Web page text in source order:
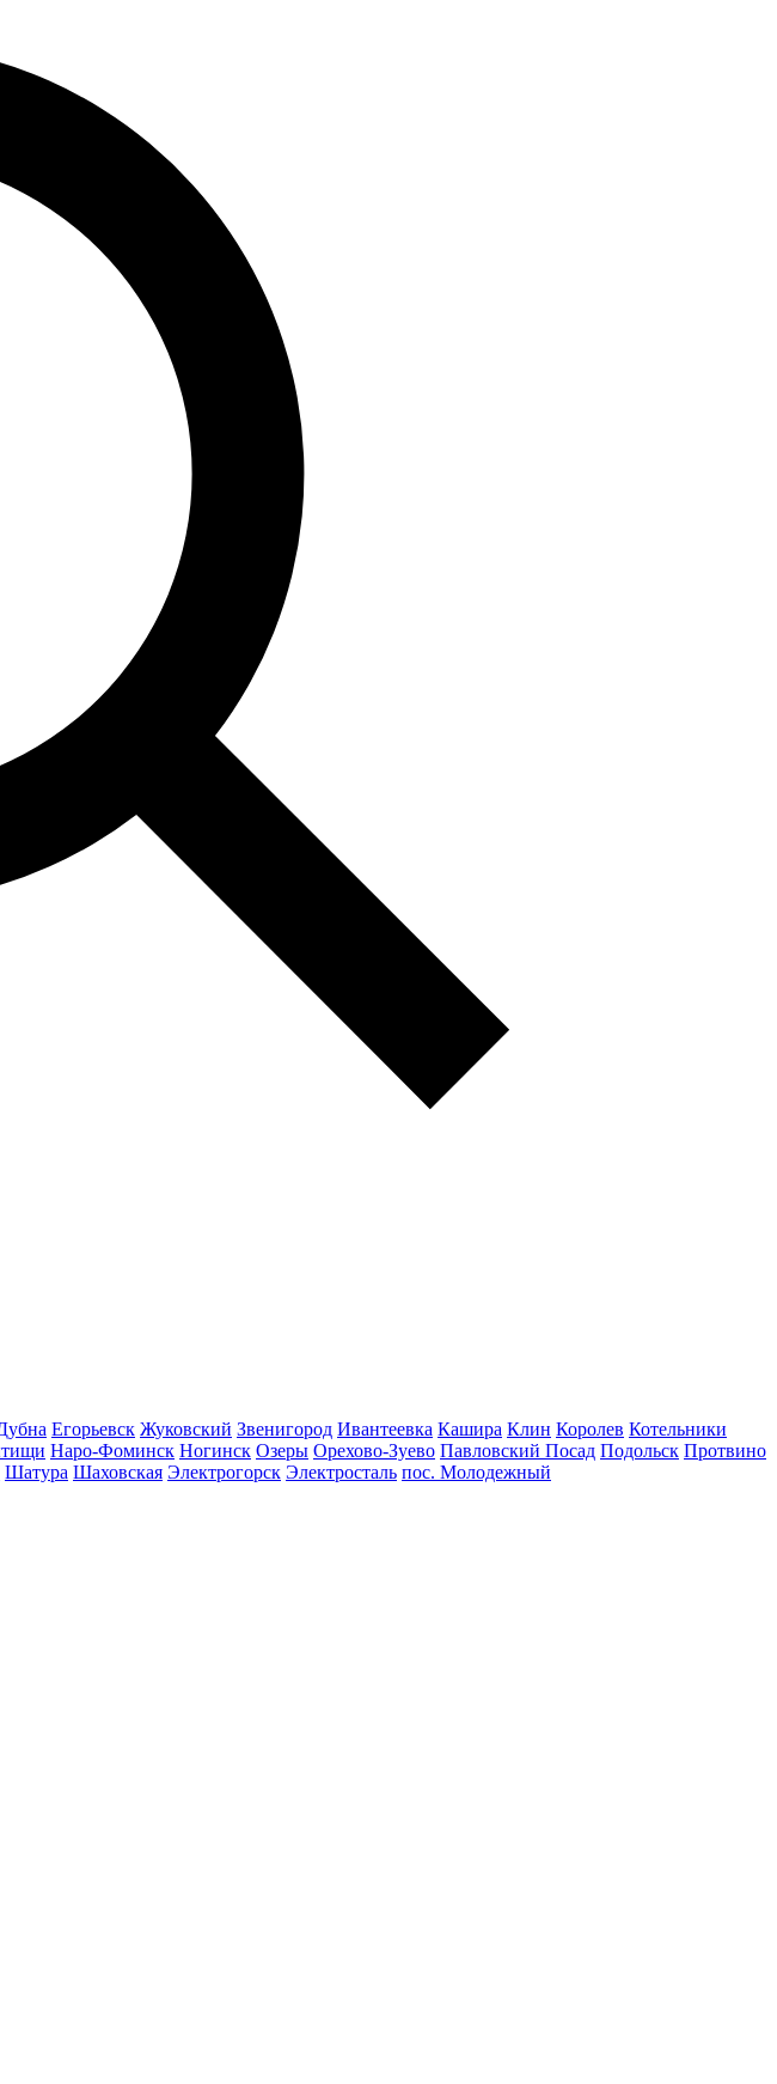
Егорьевск Жуковский Звенигород Ивантеевка Кашира Клин Королев Котельники
Наро-Фоминск Ногинск Озеры Орехово-Зуево Павловский Посад Подольск Протвино
Шатура Шаховская Электрогорск Электросталь пос. Молодежный